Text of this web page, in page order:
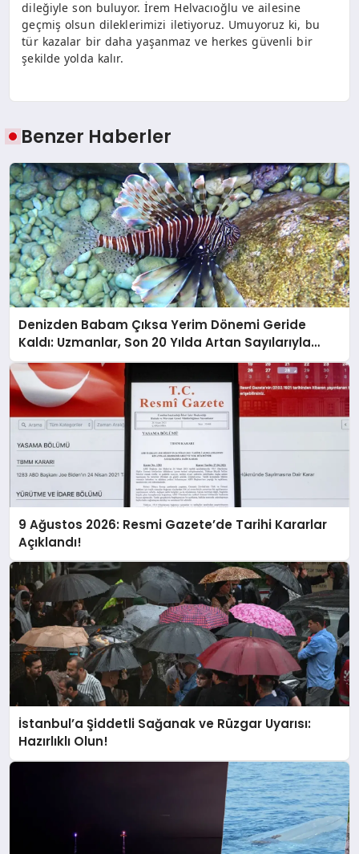
dileğiyle son buluyor. İrem Helvacıoğlu ve ailesine
geçmiş olsun dileklerimizi iletiyoruz. Umuyoruz ki, bu
tür kazalar bir daha yaşanmaz ve herkes güvenli bir
şekilde yolda kalır.
Benzer Haberler
Denizden Babam Çıksa Yerim Dönemi Geride
Kaldı: Uzmanlar, Son 20 Yılda Artan Sayılarıyla
Uyarıyor!
9 Ağustos 2026: Resmi Gazete’de Tarihi Kararlar
Açıklandı!
İstanbul’a Şiddetli Sağanak ve Rüzgar Uyarısı:
Hazırlıklı Olun!